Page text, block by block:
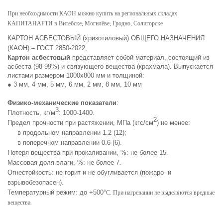
При необходимости КАОН можно купить на региональных складах
КАПИТАНАРТИ в Витебске, Могилёве, Гродно, Солигорске
КАРТОН АСБЕСТОВЫЙ (хризотиловый) ОБЩЕГО НАЗНАЧЕНИЯ
(КАОН) – ГОСТ 2850-2022;
Картон асбестовый представляет собой материал, состоящий из
асбеста (98-99%) и связующего вещества (крахмала). Выпускается
листами размером 1000х800 мм и толщиной:
● 3 мм, 4 мм, 5 мм, 6 мм, 2 мм, 8 мм, 10 мм
Физико-механические показатели:
Плотность, кг/м3: 1000-1400.
Предел прочности при растяжении, МПа (кгс/см2) не менее:
в продольном направлении 1.2 (12);
в поперечном направлении 0.6 (6).
Потеря вещества при прокаливании, %: не более 15.
Массовая доля влаги, %: не более 7.
Огнестойкость: не горит и не обугливается (пожаро- и
взрывобезопасен).
Температурный режим: до +500°С. При нагревании не выделяются вредные
вещества.